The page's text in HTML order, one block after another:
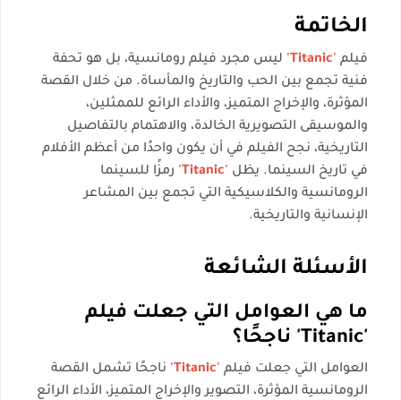
الخاتمة
فيلم 'Titanic'
ليس مجرد فيلم رومانسية، بل هو تحفة
فنية تجمع بين الحب والتاريخ والمأساة. من خلال القصة
المؤثرة، والإخراج المتميز، والأداء الرائع للممثلين،
والموسيقى التصويرية الخالدة، والاهتمام بالتفاصيل
التاريخية، نجح الفيلم في أن يكون واحدًا من أعظم الأفلام
في تاريخ السينما. يظل 'Titanic'
رمزًا للسينما
الرومانسية والكلاسيكية التي تجمع بين المشاعر
الإنسانية والتاريخية.
الأسئلة الشائعة
ما هي العوامل التي جعلت فيلم
'Titanic' ناجحًا؟
العوامل التي جعلت فيلم 'Titanic'
ناجحًا تشمل القصة
الرومانسية المؤثرة، التصوير والإخراج المتميز، الأداء الرائع